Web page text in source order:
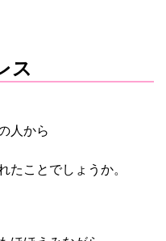
ス
人から
たことでしょうか。